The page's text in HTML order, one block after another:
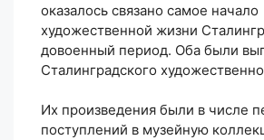
оказалось связано самое начало
художественной жизни
довоенный период. Оба были
Сталинградского
Их произведения были в числе
поступлений в музейную